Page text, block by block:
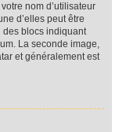
nom d’utilisateur
d’elles peut être
des blocs indiquant
La seconde image,
et généralement est